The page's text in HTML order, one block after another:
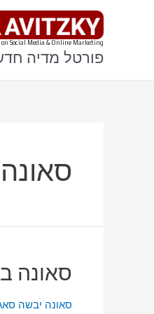
Social Media & Online Marketing
פורטל מדיה
סאונה
סאונה יבשה